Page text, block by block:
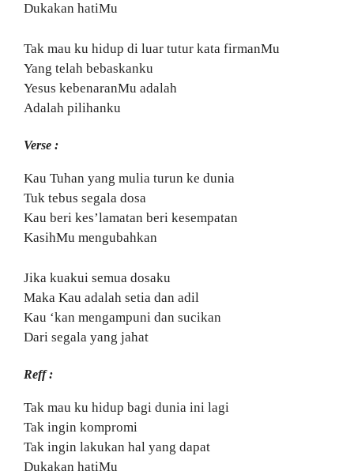
Dukakan hatiMu
Tak mau ku hidup di luar tutur kata firmanMu
Yang telah bebaskanku
Yesus kebenaranMu adalah
Adalah pilihanku
Verse :
Kau Tuhan yang mulia turun ke dunia
Tuk tebus segala dosa
Kau beri kes’lamatan beri kesempatan
KasihMu mengubahkan
Jika kuakui semua dosaku
Maka Kau adalah setia dan adil
Kau ‘kan mengampuni dan sucikan
Dari segala yang jahat
Reff :
Tak mau ku hidup bagi dunia ini lagi
Tak ingin kompromi
Tak ingin lakukan hal yang dapat
Dukakan hatiMu